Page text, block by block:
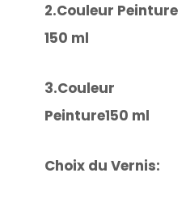
2.Couleur Peinture
150 ml
3.Couleur
Peinture150 ml
Choix du Vernis: